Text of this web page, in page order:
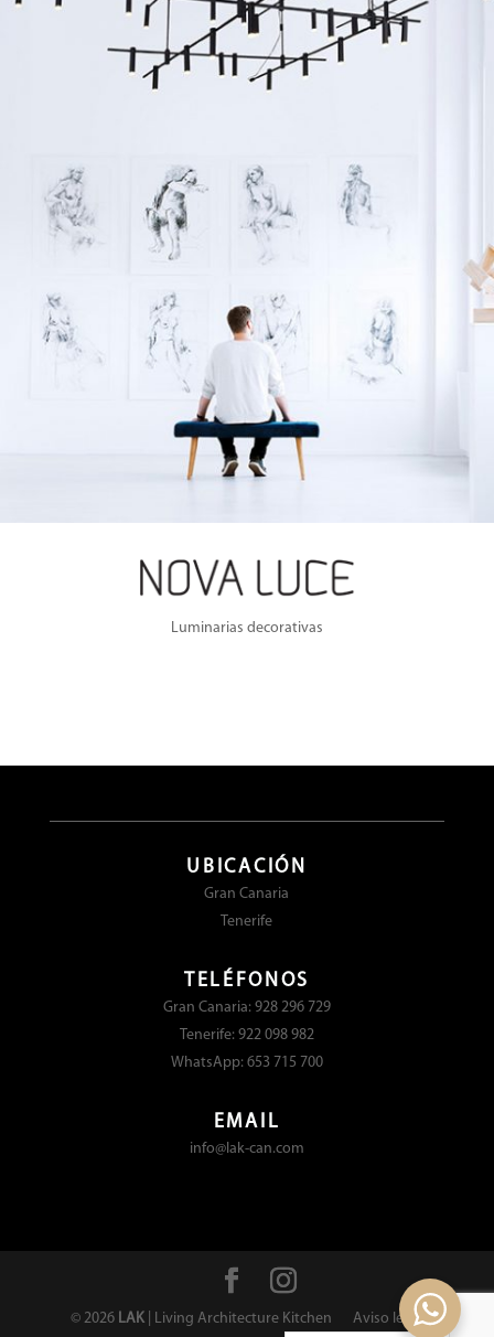
Luminarias decorativas
UBICACIÓN
Gran Canaria
Tenerife
TELÉFONOS
Gran Canaria: 928 296 729
Tenerife: 922 098 982
WhatsApp: 653 715 700
EMAIL
info@lak-can.com
© 2026 LAK| Living Architecture Kitchen
Aviso legal